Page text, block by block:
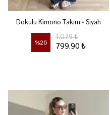
Dokulu Kimono Takım - Siyah
%26
1,079 ₺
799.90 ₺